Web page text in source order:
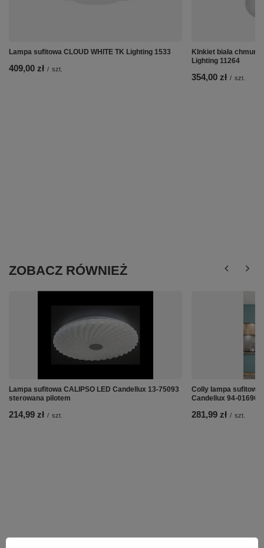
Lampa sufitowa CLOUD WHITE TK Lighting 1533
409,00 zł / szt.
KInkiet biała
Lighting 11264
354,00 zł / szt.
ZOBACZ RÓWNIEŻ
Lampa sufitowa CALIPSO LED Candellux 13-75093
sterowana pilotem
214,99 zł / szt.
Colly lampa sufitowa
Candellux 94-01696
281,99 zł / szt.